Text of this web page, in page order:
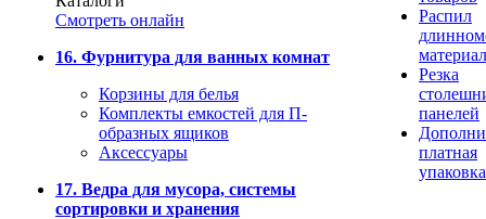
Смотреть онлайн
16. Фурнитура для ванных комнат
Корзины для белья
Комплекты емкостей для П-
образных ящиков
Аксессуары
17. Ведра для мусора, системы
сортировки и хранения
Распил
Резка
панелей
платная
упаковка